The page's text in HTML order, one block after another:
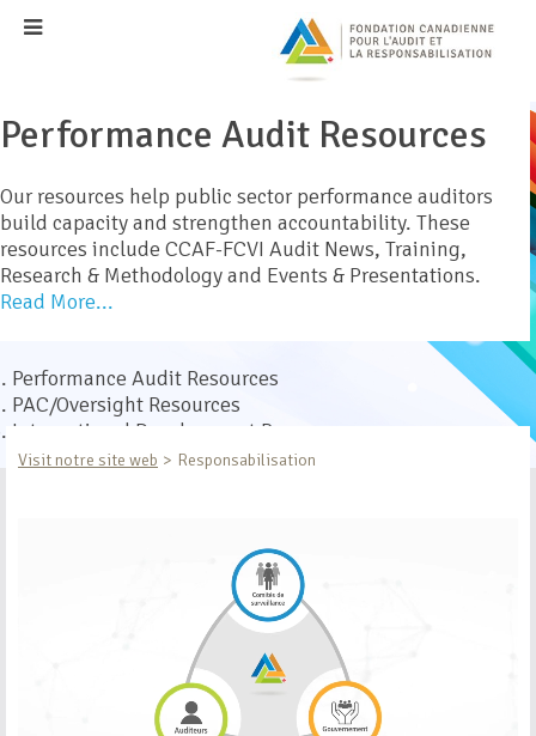
Performance Audit Resources
Our resources help public sector performance auditors
build capacity and strengthen accountability. These
resources include CCAF-FCVI Audit News, Training,
Research & Methodology and Events & Presentations.
Read More...
Performance Audit Resources
PAC/Oversight Resources
International Development Program
Visit notre site web Responsabilisation